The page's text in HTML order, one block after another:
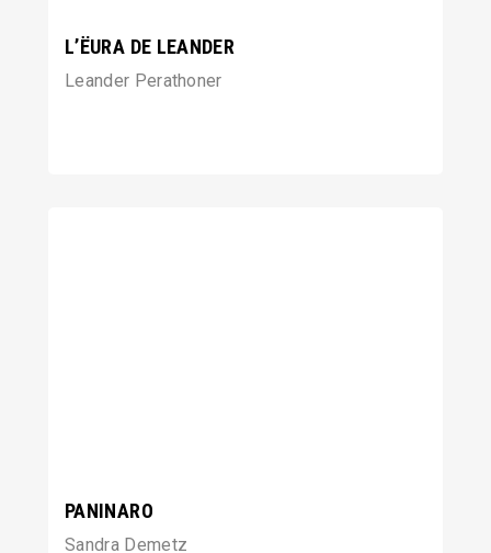
L’ËURA DE LEANDER
Leander Perathoner
PANINARO
Sandra Demetz